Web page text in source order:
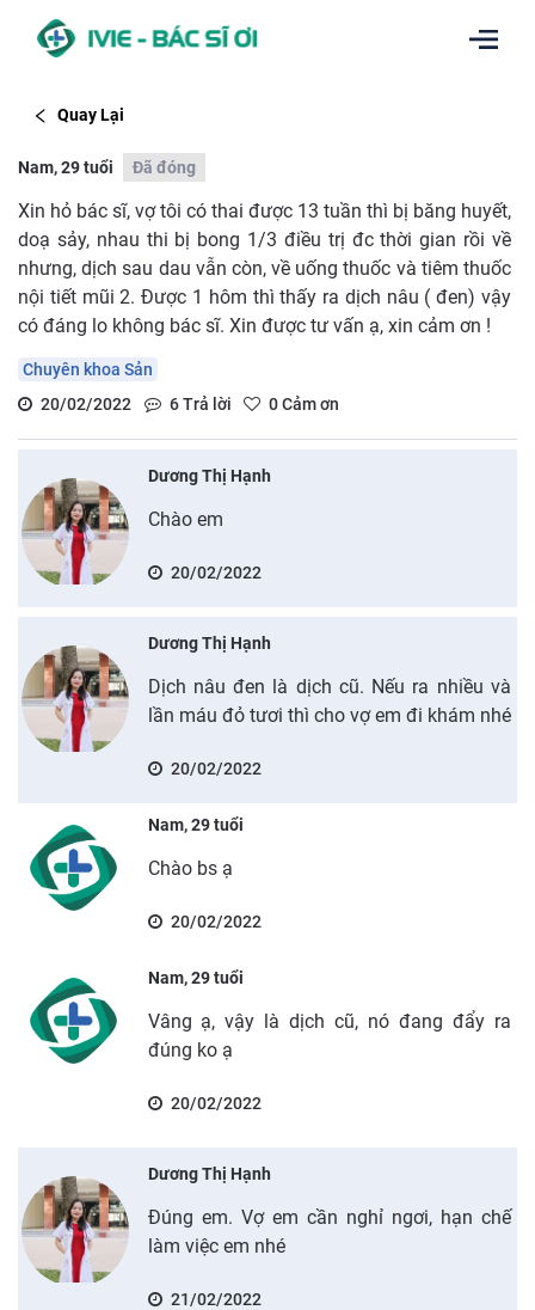
Quay Lại
Nam, 29 tuổi Đã đóng
Xin hỏ bác sĩ, vợ tôi có thai được 13 tuần thì bị băng huyết,
doạ sảy, nhau thi bị bong 1/3 điều trị đc thời gian rồi về
nhưng, dịch sau dau vẫn còn, về uống thuốc và tiêm thuốc
nội tiết mũi 2. Được 1 hôm thì thấy ra dịch nâu ( đen) vậy
có đáng lo không bác sĩ. Xin được tư vấn ạ, xin cảm ơn !
Chuyên khoa Sản
20/02/2022
6Trả lời 0Cảm ơn
Dương Thị Hạnh
Chào em
20/02/2022
Dương Thị Hạnh
Dịch nâu đen là dịch cũ. Nếu ra nhiều và
lần máu đỏ tươi thì cho vợ em đi khám nhé
20/02/2022
Nam, 29 tuổi
Chào bs ạ
20/02/2022
Nam, 29 tuổi
Vâng ạ, vậy là dịch cũ, nó đang đẩy ra
đúng ko ạ
20/02/2022
Dương Thị Hạnh
Đúng em. Vợ em cần nghỉ ngơi, hạn chế
làm việc em nhé
21/02/2022